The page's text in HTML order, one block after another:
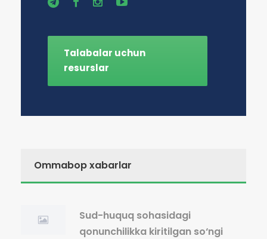
Talabalar uchun
resurslar
Ommabop xabarlar
Sud-huquq sohasidagi
qonunchilikka kiritilgan so‘ngi